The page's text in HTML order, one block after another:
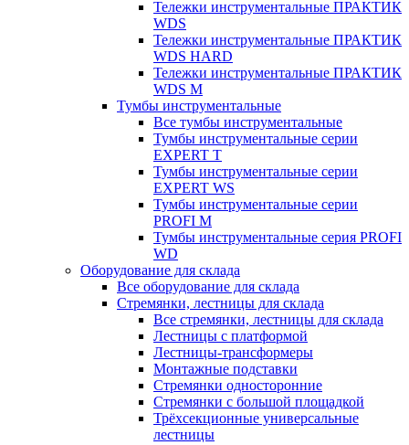
Тележки инструментальные ПРАКТИК
WDS
Тележки инструментальные ПРАКТИК
WDS HARD
Тележки инструментальные ПРАКТИК
WDS M
Тумбы инструментальные
Все тумбы инструментальные
Тумбы инструментальные серии
EXPERT T
Тумбы инструментальные серии
EXPERT WS
Тумбы инструментальные серии
PROFI M
Тумбы инструментальные серия PROFI
WD
Оборудование для склада
Все оборудование для склада
Стремянки, лестницы для склада
Все стремянки, лестницы для склада
Лестницы с платформой
Лестницы-трансформеры
Монтажные подставки
Стремянки односторонние
Стремянки с большой площадкой
Трёхсекционные универсальные
лестницы